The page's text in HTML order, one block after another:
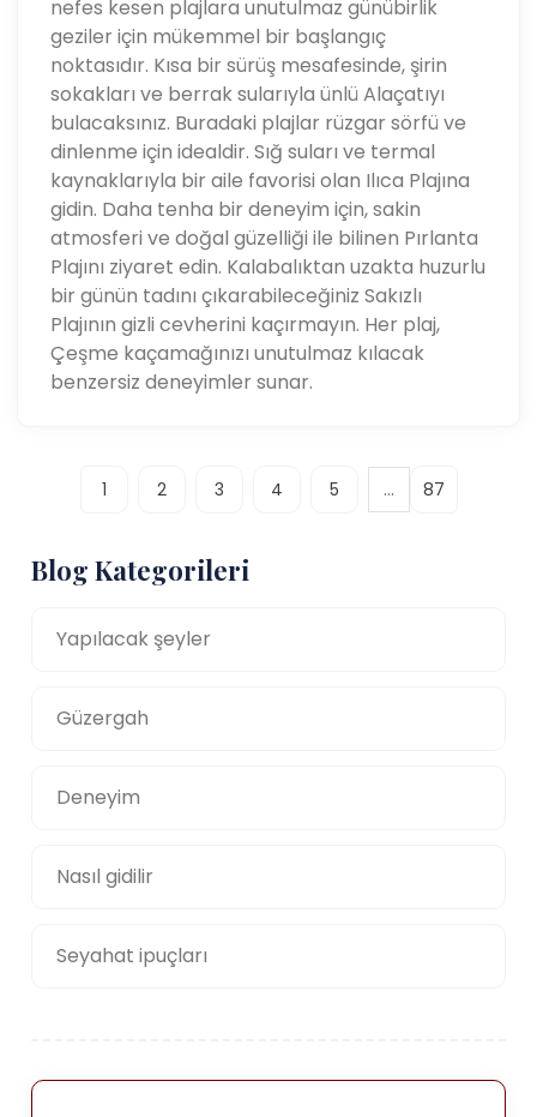
nefes kesen plajlara unutulmaz günübirlik
geziler için mükemmel bir başlangıç
noktasıdır. Kısa bir sürüş mesafesinde, şirin
sokakları ve berrak sularıyla ünlü Alaçatıyı
bulacaksınız. Buradaki plajlar rüzgar sörfü ve
dinlenme için idealdir. Sığ suları ve termal
kaynaklarıyla bir aile favorisi olan Ilıca Plajına
gidin. Daha tenha bir deneyim için, sakin
atmosferi ve doğal güzelliği ile bilinen Pırlanta
Plajını ziyaret edin. Kalabalıktan uzakta huzurlu
bir günün tadını çıkarabileceğiniz Sakızlı
Plajının gizli cevherini kaçırmayın. Her plaj,
Çeşme kaçamağınızı unutulmaz kılacak
benzersiz deneyimler sunar.
1 2 3 4 5 ... 87
Blog Kategorileri
Yapılacak şeyler
Güzergah
Deneyim
Nasıl gidilir
Seyahat ipuçları